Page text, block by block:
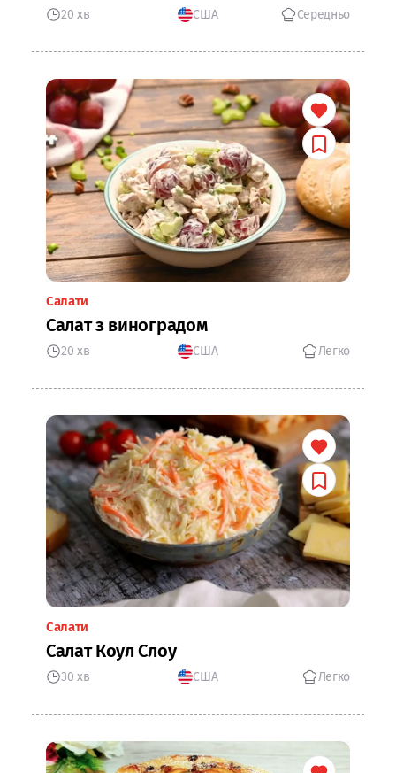
20 хв США Середньо
Салати
Салат з виноградом
20 хв США Легко
Салати
Салат Коул Слоу
30 хв США Легко